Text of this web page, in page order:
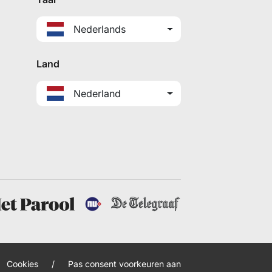
Nederlands
Land
Nederland
Cookies / Pas consent voorkeuren aan